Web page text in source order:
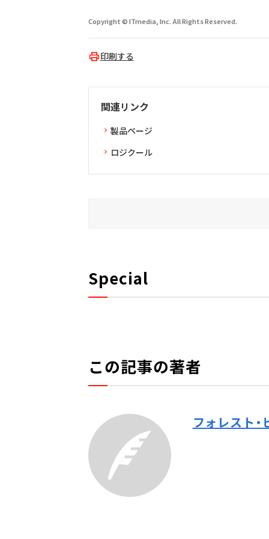
Copyright © ITmedia, Inc. All Rights Reserved.
印刷する
関連リンク
製品ページ
ロジクール
Special
この記事の著者
フォレスト・